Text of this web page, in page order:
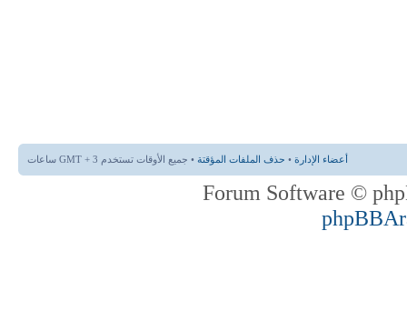
أعضاء الإدارة • حذف الملفات المؤقتة • جميع الأوقات تستخدم GMT + 3 ساعات